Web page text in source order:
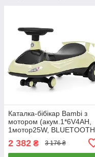
Каталка-бібікар Bambi з
мотором (акум.1*6V4AH,
1мотор25W, BLUETOOTH,
музика, світло) M 6363-11
Сіра
2 382 ₴ 3 176 ₴